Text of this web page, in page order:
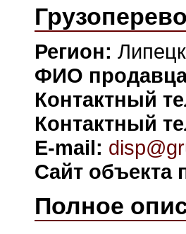
Регион: Липецк
ФИО
Контактный
Контактный
E-mail:
Сайт объекта
Полное